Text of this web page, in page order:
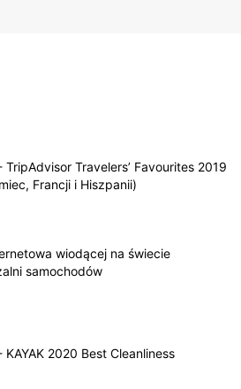
Travelers’ Favourites 2019
Francji i Hiszpanii)
wiodącej na świecie
samochodów
2020 Best Cleanliness